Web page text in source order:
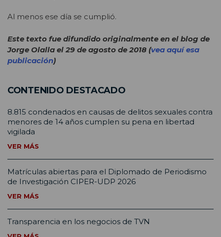
Al menos ese día se cumplió.
Este texto fue difundido originalmente en el blog de
Jorge Olalla el 29 de agosto de 2018 (vea aquí esa
publicación)
CONTENIDO DESTACADO
8.815 condenados en causas de delitos sexuales contra
menores de 14 años cumplen su pena en libertad
vigilada
VER MÁS
Matrículas abiertas para el Diplomado de Periodismo
de Investigación CIPER-UDP 2026
VER MÁS
Transparencia en los negocios de TVN